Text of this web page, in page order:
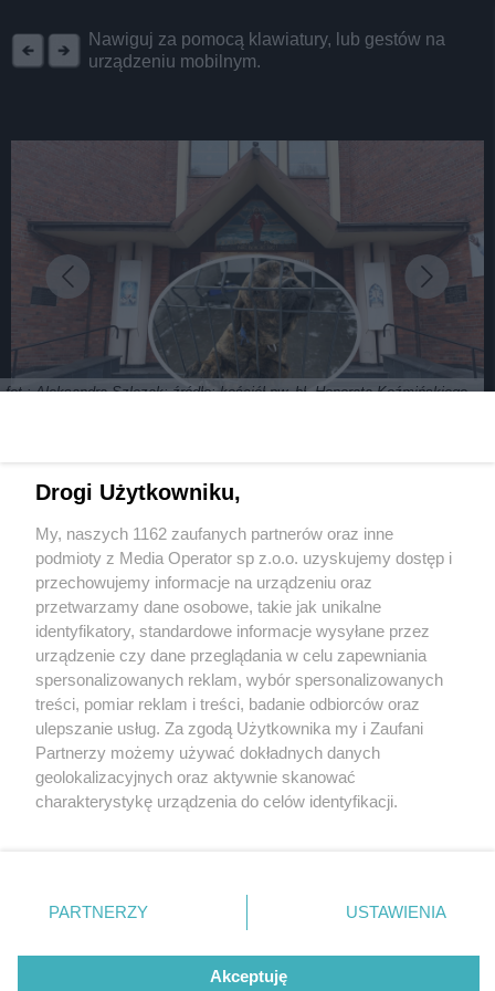
Nawiguj za pomocą klawiatury, lub gestów na
urządzeniu mobilnym.
fot.: Aleksandra Szlęzak; źródło: kościół pw. bł. Honorata Koźmińskiego
rzecz fundacji opiekującej się bezdomnymi psami
1 / 2
Będzin-Grodziec.
Charytatywny koncert kolęd
na fundacje «Karmimy
Psiaki». 1 lutego 2026.
Wydawca mediów lokalnych
Nie zapomnij
zapoznać się z:
polityką prywatności
Twojemiasto
Piekary Śląskie
Chorzów
Tarnowskie Góry
Gliwice
Skontakuj sięz nami
Kontakt
Redakcja
Newsletter
Drogi Użytkowniku,
My, naszych 1162 zaufanych partnerów oraz inne
podmioty z Media Operator sp z.o.o. uzyskujemy dostęp i
przechowujemy informacje na urządzeniu oraz
przetwarzamy dane osobowe, takie jak unikalne
identyfikatory, standardowe informacje wysyłane przez
urządzenie czy dane przeglądania w celu zapewniania
spersonalizowanych reklam, wybór spersonalizowanych
treści, pomiar reklam i treści, badanie odbiorców oraz
ulepszanie usług. Za zgodą Użytkownika my i Zaufani
Partnerzy możemy używać dokładnych danych
geolokalizacyjnych oraz aktywnie skanować
charakterystykę urządzenia do celów identyfikacji.
zmienić/wycofać klikając przycisk ustawień prywatności
znajdujący się w lewym dolnym rogu strony
rodzaje przetwarzania danych nie wymagają zgody
użytkownika, ale masz prawo sprzeciwić się takiemu
PARTNERZY USTAWIENIA
Akceptuję